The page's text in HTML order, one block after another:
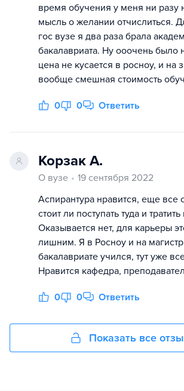
время обучения у меня ни разу
мысль о желании отчислиться.
гос вузе я два раза брала
бакалавриата. Ну ооочень было
цена не кусается в росноу, и на
вообще смешная стоимость
0 0 Ответить
Корзак А.
О вузе
19 сентября 2022
Аспирантура нравится, еще все
стоит ли поступать туда и
Оказывается нет, для карьеры
лишним. Я в Росноу и на
бакалавриате учился, тут уже
Нравится кафедра,
0 0 Ответить
Показать все